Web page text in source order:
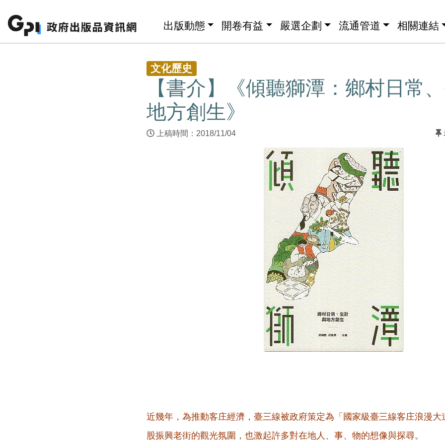
出版動態 開卷有益 嚴選企劃 流通管道 相關連結
文化歷史
【書介】《傾聽獅潭：鄉村日常
地方創生》
上稿時間：2018/11/04
近幾年，為推動客庄經濟，臺三線被政府策定為「國家級臺三線客庄浪漫大
股振興老街的觀光氛圍，也激起許多對在地人、事、物的想像與探尋。